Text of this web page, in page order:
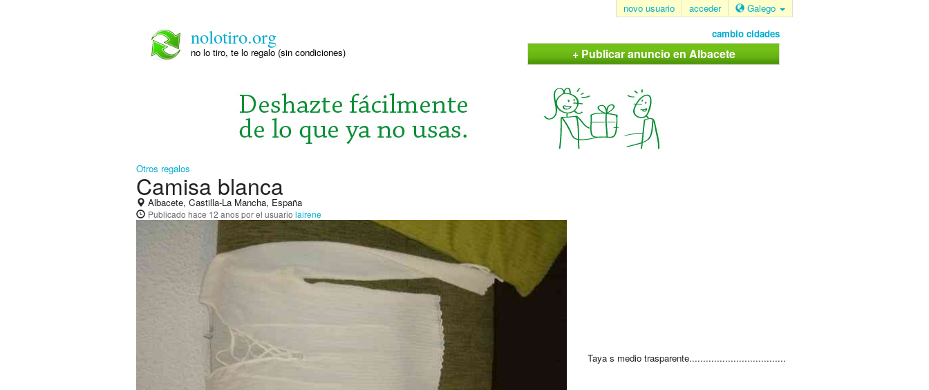
novo usuario acceder Galego
nolotiro.org
no lo tiro, te lo regalo (sin condiciones)
cambio cidades
+ Publicar anuncio en Albacete
Otros regalos
Camisa blanca
Albacete, Castilla-La Mancha, España
Publicado hace 12 anospor el usuario lairene
Taya s medio trasparente...................................